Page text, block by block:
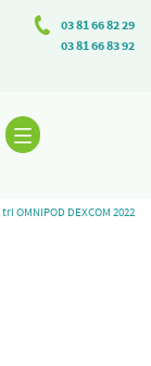
03 81 66 82 29
03 81 66 83 92
OMNIPOD DEXCOM 2022